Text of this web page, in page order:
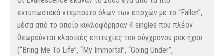
εντυπωσιακά ντεμπούτο όλων των εποχών με το “Fallen”,
μέσα από το οποίο κυκλοφόρησαν 4 singles που πλέον
θεωρούνται κλασικές επιτυχίες του σύγχρονου ροκ ήχου
(“Bring Me To Life”, “My Immortal”, “Going Under”,